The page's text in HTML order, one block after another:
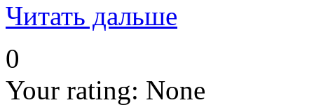
Читать дальше
0
Your rating: None